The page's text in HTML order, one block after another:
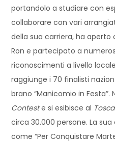
portandolo a studiare con
collaborare con vari
della sua carriera, ha
Ron e partecipato a
riconoscimenti a livello
raggiunge i 70 finalisti
brano “Manicomio in Festa”.
Conteste si esibisce al
circa 30.000 persone. La
come “Per Conquistare